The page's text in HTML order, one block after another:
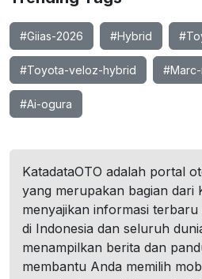
#Giias-2026 #Hybrid
#Toyota-veloz-hybrid
#Ai-ogura
KatadataOTO adalah portal
yang merupakan bagian dari
menyajikan informasi
di Indonesia dan seluruh
menampilkan berita dan
membantu Anda memilih